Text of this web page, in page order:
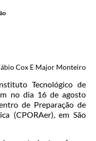
Cox E Major Monteiro
Tecnológico de
no dia 16 de agosto
de Preparação de
(CPORAer), em São